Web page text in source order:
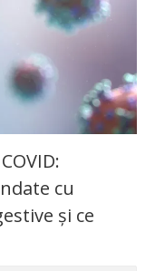
cu
și ce